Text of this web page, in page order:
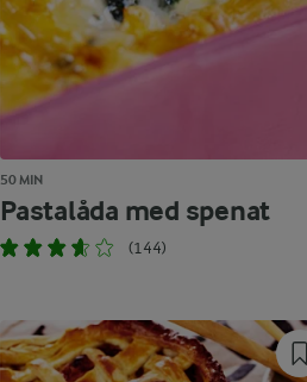
50 MIN
Pastalåda med spenat
(144)